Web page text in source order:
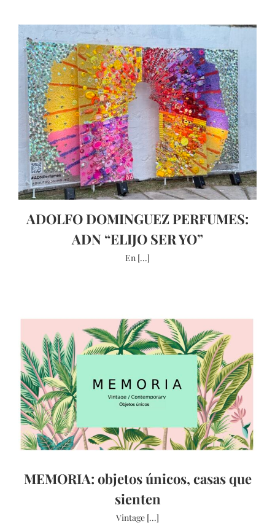
ADOLFO DOMINGUEZ PERFUMES:
ADN “ELIJO SER YO”
En [...]
MEMORIA: objetos únicos, casas que
sienten
Vintage [...]